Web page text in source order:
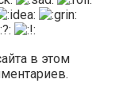
в этом